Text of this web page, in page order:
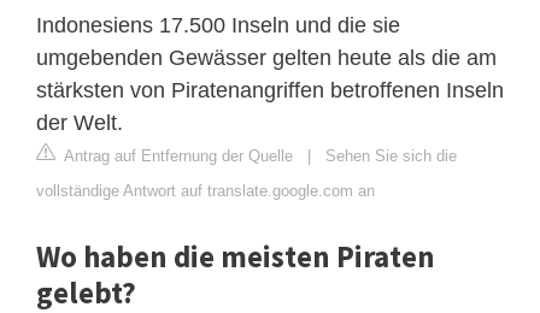
Indonesiens 17.500 Inseln und die sie
umgebenden Gewässer gelten heute als die am
stärksten von Piratenangriffen betroffenen Inseln
der Welt.
Antrag auf Entfernung der Quelle | Sehen Sie sich die
vollständige Antwort auf translate.google.com an
Wo haben die meisten Piraten
gelebt?